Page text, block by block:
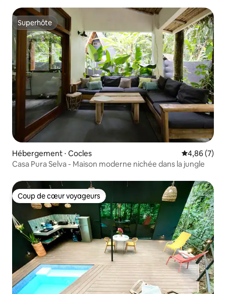
Superhôte
Superhôte
Hébergement ⋅ Cocles Évaluation
4,86 (7)
Casa Pura Selva - Maison moderne nichée dans la jungle
Coup de cœur voyageurs
Coup de cœur voyageurs